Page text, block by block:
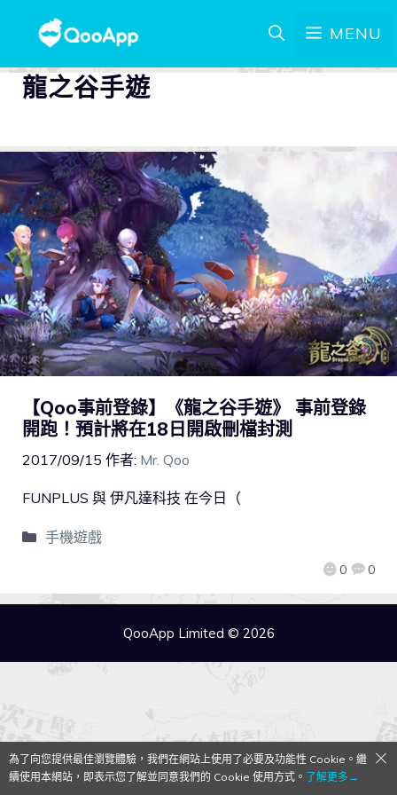
MENU
龍之谷手遊
【Qoo事前登錄】《龍之谷手遊》 事前登錄
開跑！預計將在18日開啟刪檔封測
2017/09/15 作者: Mr. Qoo
0 0
FUNPLUS 與 伊凡達科技 在今日（
手機遊戲
QooApp Limited © 2026
為了向您提供最佳瀏覽體驗，我們在網站上使用了必要及功能性 Cookie。繼
續使用本網站，即表示您了解並同意我們的 Cookie 使用方式。 了解更多→